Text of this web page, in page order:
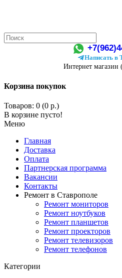
Написать в
Интернет магазин
Корзина покупок
Товаров: 0 (0 р.)
В корзине пусто!
Меню
Главная
Доставка
Оплата
Партнерская программа
Вакансии
Контакты
Ремонт в Ставрополе
Ремонт мониторов
Ремонт ноутбуков
Ремонт планшетов
Ремонт проекторов
Ремонт телевизоров
Ремонт телефонов
Категории